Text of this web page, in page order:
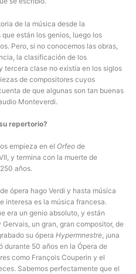
de la música desde la
están los genios, luego los
Pero, si no conocemos las obras,
la clasificación de los
tercera clase no existía en los siglos
de compositores cuyos
de que algunas son tan buenas
Monteverdi.
repertorio?
empieza en el Orfeo de
y termina con la muerte de
años.
ópera hago Verdi y hasta música
interesa es la música francesa.
era un genio absoluto, y están
un gran, gran compositor, de
su ópera Hypermnestre, ¡una
durante 50 años en la Ópera de
como François Couperin y el
Sabemos perfectamente que el